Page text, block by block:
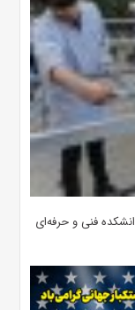
فنی و حرفه‌ای